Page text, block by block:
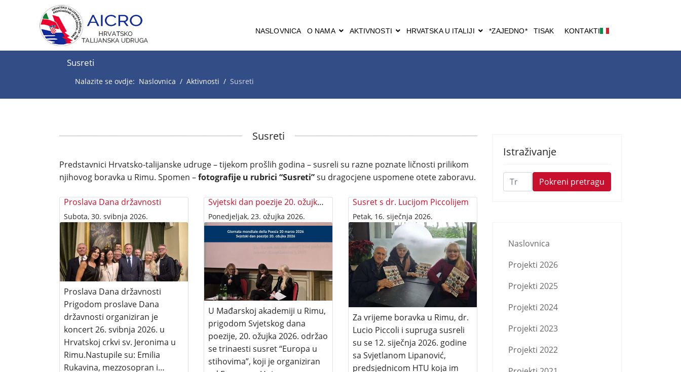
NASLOVNICA O NAMA AKTIVNOSTI HRVATSKA U ITALIJI *ZAJEDNO* TISAK KONTAKTI
Susreti
Nalazite se ovdje: Naslovnica Aktivnosti Susreti
Susreti
Predstavnici Hrvatsko-talijanske udruge – tijekom prošlih godina – susreli su razne poznate ličnosti prilikom
njihovog boravka u Rimu. Spomen –fotografije u rubrici “Susreti”su dragocjene uspomene otete zaboravu.
Proslava Dana državnosti
Subota, 30. svibnja 2026.
Proslava Dana državnosti
Prigodom proslave Dana
državnosti organiziran je
koncert 26. svibnja 2026. u
Hrvatskoj crkvi sv. Jeronima u
Rimu.Nastupile su: Emilia
Rukavina, mezzosopran i…
Svjetski dan poezije 20. ožujka 2026.
Ponedjeljak, 23. ožujka 2026.
U Mađarskoj akademiji u Rimu,
prigodom Svjetskog dana
poezije, 20. ožujka 2026. održao
se trinaesti susret “Europa u
stihovima”, koji je organiziran
Susret s dr. Lucijom Piccolijem
Petak, 16. siječnja 2026.
Za vrijeme boravka u Rimu, dr.
Lucio Piccoli i supruga susreli
su se 12. siječnja 2026. godine
sa Svjetlanom Lipanović,
predsjednicom HTU koja im
Istraživanje
Traži
...
Pokreni pretragu
Naslovnica
Projekti 2026
Projekti 2025
Projekti 2024
Projekti 2023
Projekti 2022